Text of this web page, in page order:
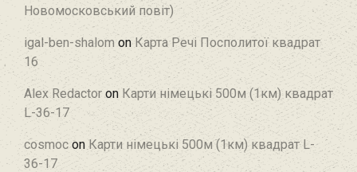
Новомосковський повіт)
igal-ben-shalom on Карта Речі Посполитої квадрат
16
Alex Redactor on Карти німецькі 500м (1км) квадрат
L-36-17
cosmoc on Карти німецькі 500м (1км) квадрат L-
36-17